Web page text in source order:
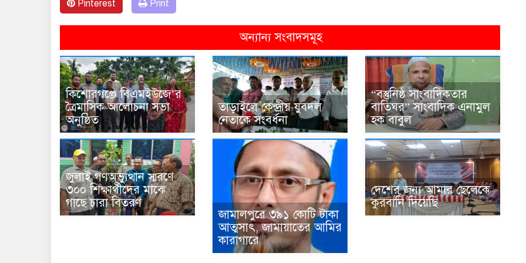
Pinterest Print
অন্যান্য সংবাদসমূহ
কিশোরগঞ্জে বিএমইউজে’র
ত্রৈমাসিক আলোচনা সভা
অনুষ্ঠিত
তাড়াইলে কেন্দ্রীয় যুবদল
নেতাকে সংবর্ধনা
“বস্তুনিষ্ঠ সাংবাদিকতার
বাতিঘর” সাংবাদিক এনামুল
হক বাবুল
জুলাই গণঅভ্যুত্থান স্মরণে
৩০০ শিক্ষার্থীদের মাঝে
গাছে চারা বিতরণ
জামালপুরে ৩৯১ কোটি টাকা
আত্মসাৎ, জামায়াতের আমির
কারাগারে
দেশের জন্য আমার ছেলেকে
কুরবানি দিয়েছি